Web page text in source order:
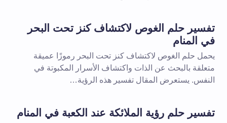
تفسير حلم الغوص لاكتشاف كنز تحت البحر
في المنام
يحمل حلم الغوص لاكتشاف كنز تحت البحر رموزًا عميقة
متعلقة بالبحث عن الذات واكتشاف الأسرار المكبوتة في
النفس. يستعرض المقال تفسير هذه الرؤية…
تفسير حلم رؤية الملائكة عند الكعبة في المنام